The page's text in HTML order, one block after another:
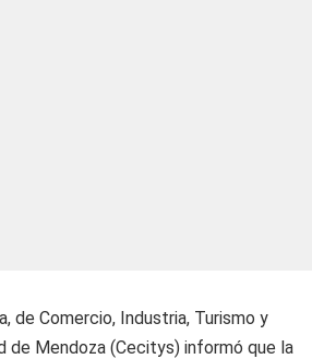
de Comercio, Industria, Turismo y
de Mendoza (Cecitys) informó que la